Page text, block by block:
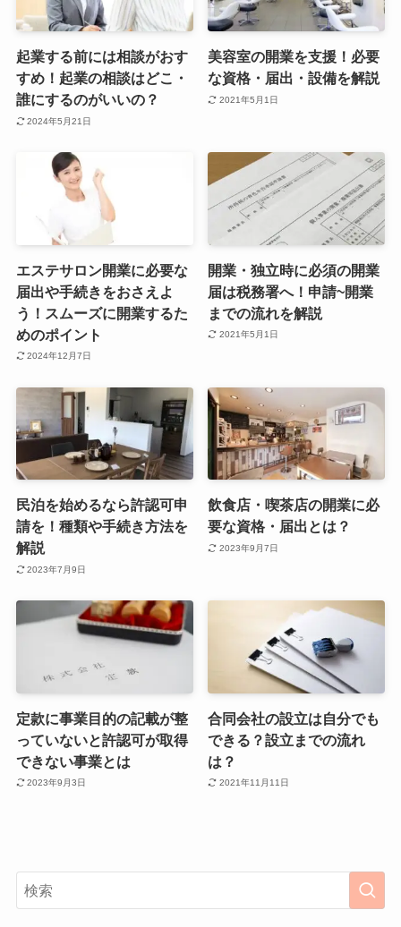
起業する前には相談がおす
すめ！起業の相談はどこ・
誰にするのがいいの？
2024年5月21日
美容室の開業を支援！必要
な資格・届出・設備を解説
2021年5月1日
エステサロン開業に必要な
届出や手続きをおさえよ
う！スムーズに開業するた
めのポイント
2024年12月7日
開業・独立時に必須の開業
届は税務署へ！申請~開業
までの流れを解説
2021年5月1日
民泊を始めるなら許認可申
請を！種類や手続き方法を
解説
2023年7月9日
飲食店・喫茶店の開業に必
要な資格・届出とは？
2023年9月7日
定款に事業目的の記載が整
っていないと許認可が取得
できない事業とは
2023年9月3日
合同会社の設立は自分でも
できる？設立までの流れ
は？
2021年11月11日